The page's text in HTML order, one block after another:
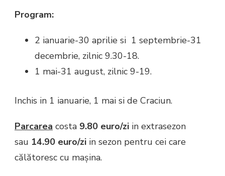
Program:
2 ianuarie-30 aprilie si 1 septembrie-31
decembrie, zilnic 9.30-18.
1 mai-31 august, zilnic 9-19.
Inchis in 1 ianuarie, 1 mai si de Craciun.
Parcarea costa 9.80 euro/zi in extrasezon
sau 14.90 euro/zi in sezon pentru cei care
călătoresc cu mașina.